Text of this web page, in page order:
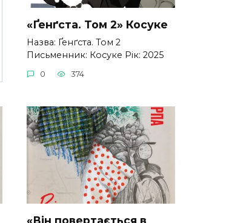
«Ґенґста. Том 2» Косуке
Назва: Ґенґста. Том 2
Письменник: Косуке Рік: 2025
0 374
«Він повертається в